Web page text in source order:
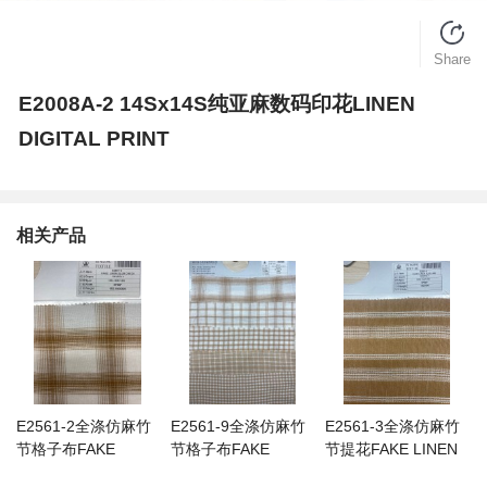
Share
E2008A-2 14Sx14S纯亚麻数码印花LINEN
DIGITAL PRINT
相关产品
E2561-2全涤仿麻竹
节格子布FAKE
E2561-9全涤仿麻竹
节格子布FAKE
E2561-3全涤仿麻竹
节提花FAKE LINEN